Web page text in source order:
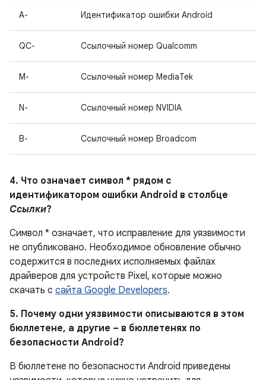
A- Идентификатор ошибки Android
QC- Ссылочный номер Qualcomm
M- Ссылочный номер MediaTek
N- Ссылочный номер NVIDIA
B- Ссылочный номер Broadcom
4. Что означает символ * рядом с
идентификатором ошибки Android в столбце
Ссылки?
Символ * означает, что исправление для уязвимости
не опубликовано. Необходимое обновление обычно
содержится в последних исполняемых файлах
драйверов для устройств Pixel, которые можно
скачать с сайта Google Developers.
5. Почему одни уязвимости описываются в этом
бюллетене, а другие – в бюллетенях по
безопасности Android?
В бюллетене по безопасности Android приведены